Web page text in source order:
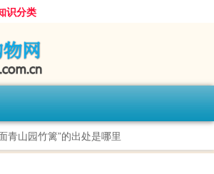
识分类
青山园竹篱”的出处是哪里